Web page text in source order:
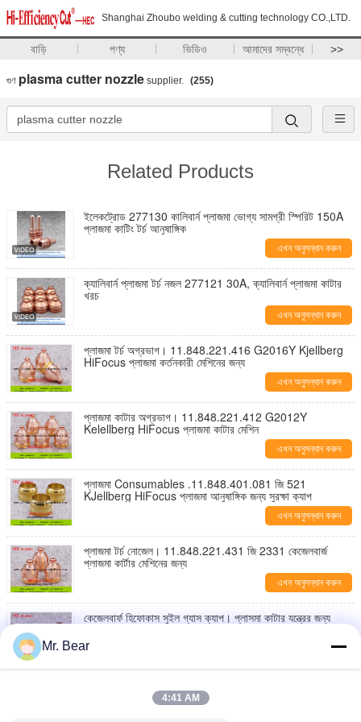
Shanghai Zhoubo welding & cutting technology CO.,LTD.
বাড়ি পণ্য ভিডিও আমাদের সম্বন্ধে >>
গুণ plasma cutter nozzle supplier. (255)
Related Products
ইলেকট্রোড 277130 কালিবার্ন প্লাজমা ভোগ্য সামগ্রী স্পিরিট 150A
প্লাজমা কাটিং টর্চ আনুষাঙ্গিক
এখন অনুসন্ধান করুন
ক্যালিবার্ন প্লাজমা টর্চ নজল 277121 30A, ক্যালিবার্ন প্লাজমা কাটার
খরচ
এখন অনুসন্ধান করুন
প্লাজমা টর্চ অগ্রভাগ। 11.848.221.416 G2016Y Kjellberg
HiFocus প্লাজমা কর্তনকারী মেশিনের জন্য
এখন অনুসন্ধান করুন
প্লাজমা কাটার অগ্রভাগ। 11.848.221.412 G2012Y
Kelellberg HiFocus প্লাজমা কাটার মেশিন
এখন অনুসন্ধান করুন
প্লাজমা Consumables .11.848.401.081 জি 521
KJellberg HiFocus প্লাজমা আনুষাঙ্গিক জন্য সুরক্ষা ক্যাপ
এখন অনুসন্ধান করুন
প্লাজমা টর্চ নোজেল। 11.848.221.431 জি 2331 কেজেলবার্জ
প্লাজমা কার্টার মেশিনের জন্য
এখন অনুসন্ধান করুন
কেজেলবার্ফ হিফোকাস সুইল গ্যাস ক্যাপ। প্লাসমা কাটার যন্ত্রের জন্য
এখন অনুসন্ধান করুন
প্লাজমা কাটার মেশিন কনজিউমার
Mr. Bear
4:41 AM